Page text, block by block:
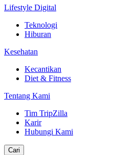
Lifestyle Digital
Teknologi
Hiburan
Kesehatan
Kecantikan
Diet & Fitness
Tentang Kami
Tim TripZilla
Karir
Hubungi Kami
Cari